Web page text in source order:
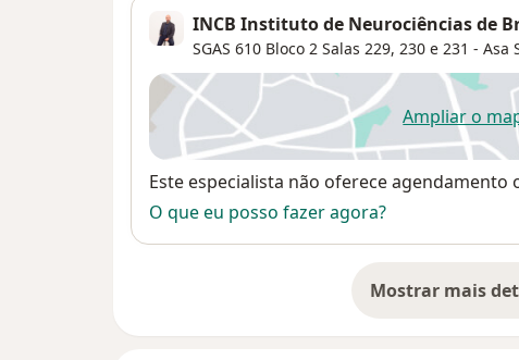
INCB Instituto de Neurociências de
SGAS 610 Bloco 2 Salas 229, 230 e 231 - Asa
Ampliar oabre
Disponibilidade
Este especialista não oferece agendamento
O que eu posso fazer agora?
Mostrar maissobre